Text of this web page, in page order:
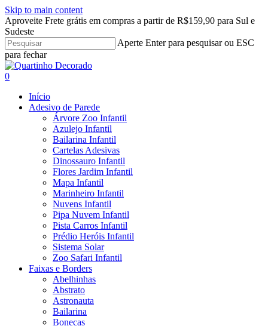
Skip to main content
Aproveite Frete grátis em compras a partir de R$159,90 para Sul e
Sudeste
Aperte Enter para pesquisar ou ESC
para fechar
Close
Search
search
account
0
Início
Adesivo de Parede
Árvore Zoo Infantil
Azulejo Infantil
Bailarina Infantil
Cartelas Adesivas
Dinossauro Infantil
Flores Jardim Infantil
Mapa Infantil
Marinheiro Infantil
Nuvens Infantil
Pipa Nuvem Infantil
Pista Carros Infantil
Prédio Heróis Infantil
Sistema Solar
Zoo Safari Infantil
Faixas e Borders
Abelhinhas
Abstrato
Astronauta
Bailarina
Bonecas